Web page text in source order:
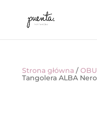
Strona główna /
Tangolera ALBA